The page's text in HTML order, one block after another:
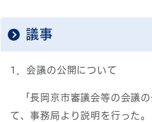
議事
1．会議の公開について
「長岡京市審議会等の会議の
て、事務局より説明を行った。